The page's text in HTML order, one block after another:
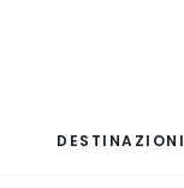
DESTINAZIONI